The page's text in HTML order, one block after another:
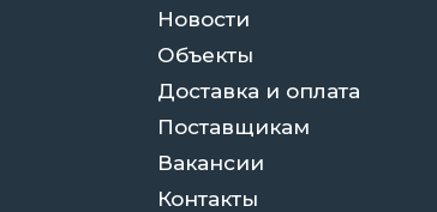
Новости
Объекты
Доставка и оплата
Поставщикам
Вакансии
Контакты